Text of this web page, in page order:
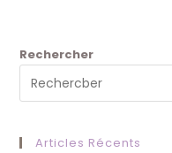
Rechercher
Articles Récents